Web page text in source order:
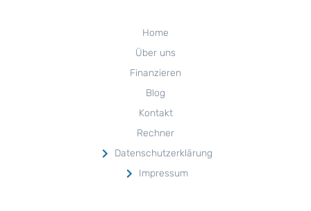
Home
Über uns
Finanzieren
Blog
Kontakt
Rechner
Datenschutzerklärung
Impressum